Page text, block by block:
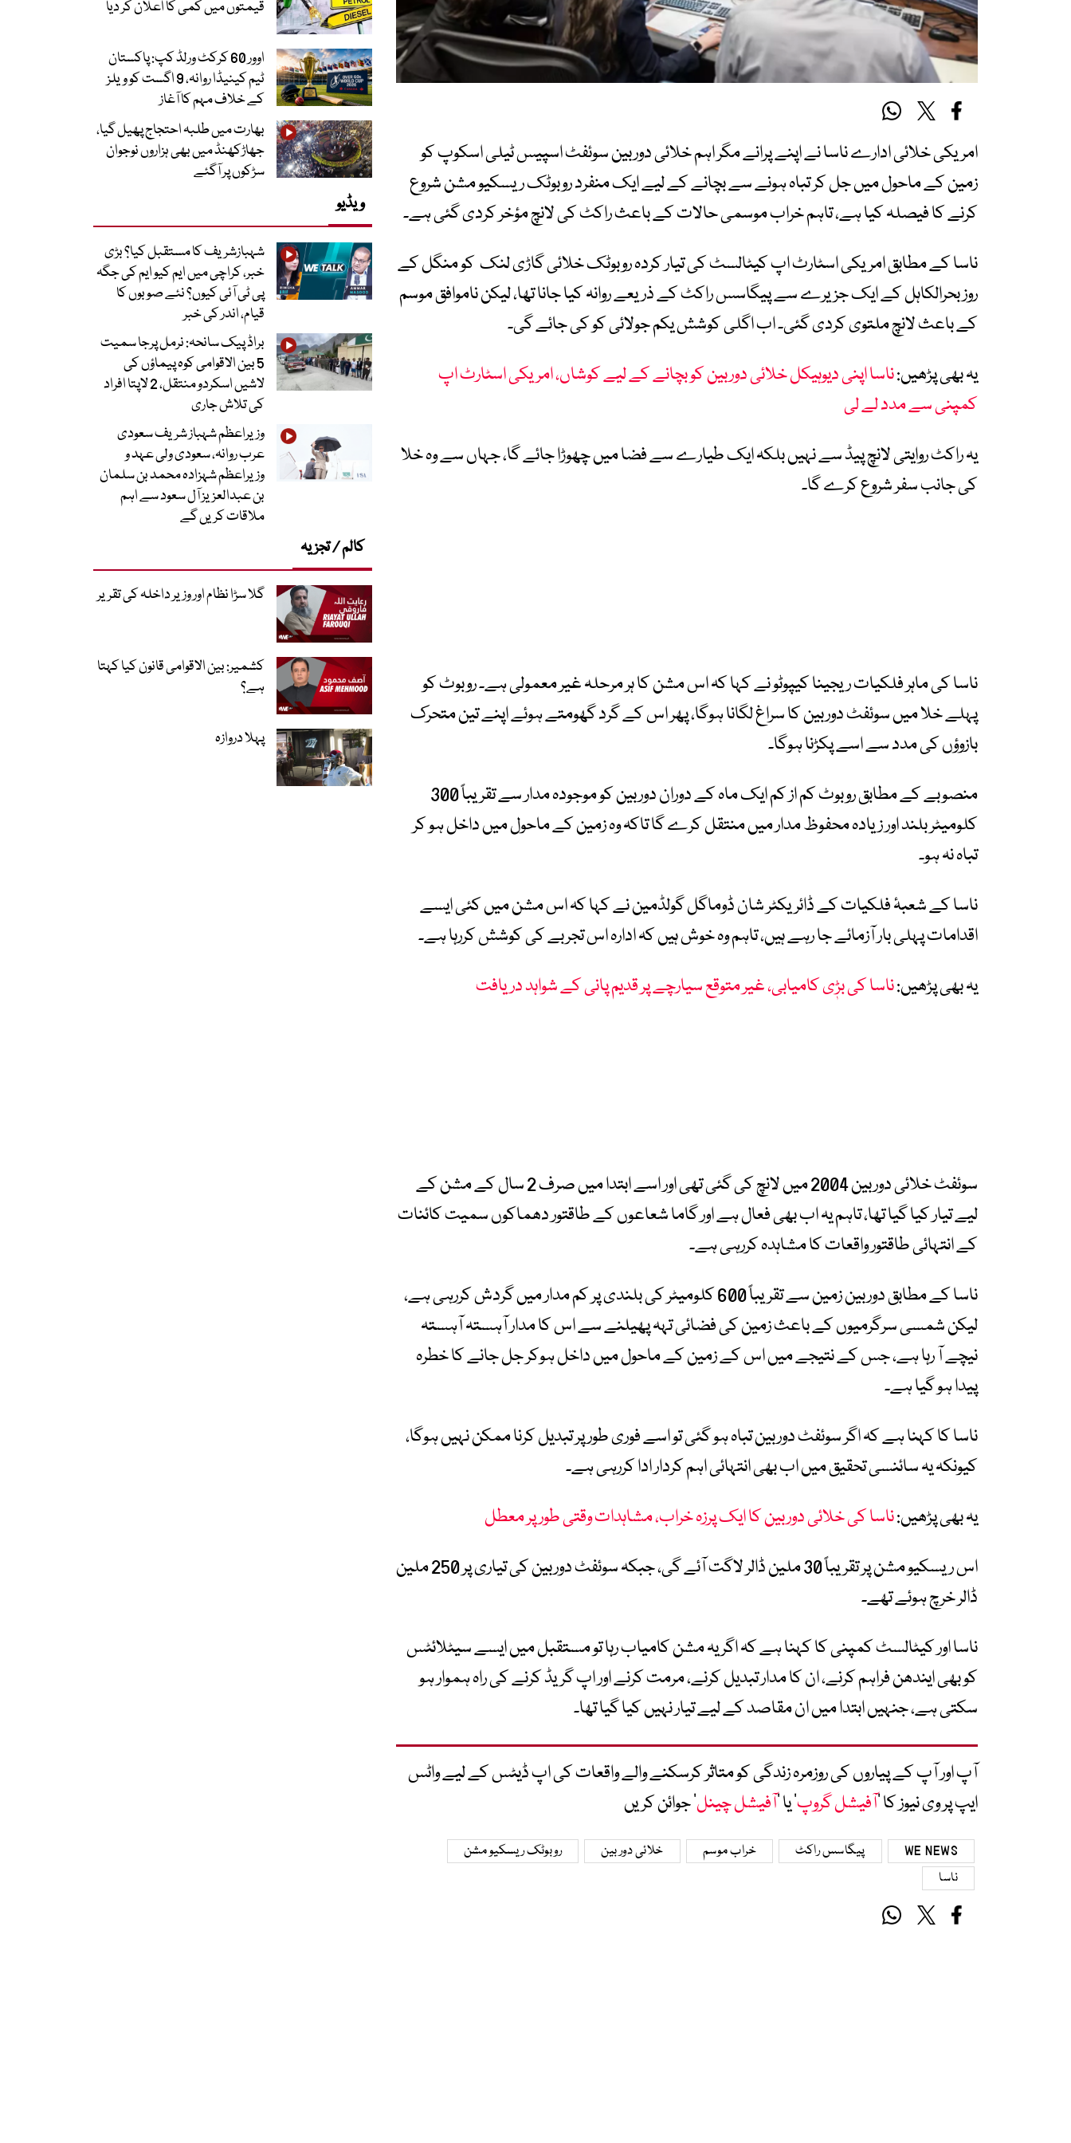
امریکی خلائی ادارے ناسا نے اپنے پرانے مگر اہم خلائی دوربین سوئفٹ اسپیس ٹیلی اسکوپ کو
زمین کے ماحول میں جل کر تباہ ہونے سے بچانے کے لیے ایک منفرد روبوٹک ریسکیو مشن شروع
کرنے کا فیصلہ کیا ہے، تاہم خراب موسمی حالات کے باعث راکٹ کی لانچ مؤخر کردی گئی ہے۔
ناسا کے مطابق امریکی اسٹارٹ اپ کیٹالسٹ کی تیار کردہ روبوٹک خلائی گاڑی لنک کو منگل کے
روز بحرالکاہل کے ایک جزیرے سے پیگاسس راکٹ کے ذریعے روانہ کیا جانا تھا، لیکن ناموافق موسم
کے باعث لانچ ملتوی کردی گئی۔ اب اگلی کوشش یکم جولائی کو کی جائے گی۔
یہ بھی پڑھیں:ناسا اپنی دیوہیکل خلائی دوربین کو بچانے کے لیے کوشاں، امریکی اسٹارٹ اپ
کمپنی سے مدد لے لی
یہ راکٹ روایتی لانچ پیڈ سے نہیں بلکہ ایک طیارے سے فضا میں چھوڑا جائے گا، جہاں سے وہ خلا
کی جانب سفر شروع کرے گا۔
ناسا کی ماہر فلکیات ریجینا کیپوٹو نے کہا کہ اس مشن کا ہر مرحلہ غیر معمولی ہے۔ روبوٹ کو
پہلے خلا میں سوئفٹ دوربین کا سراغ لگانا ہوگا، پھر اس کے گرد گھومتے ہوئے اپنے تین متحرک
بازوؤں کی مدد سے اسے پکڑنا ہوگا۔
منصوبے کے مطابق روبوٹ کم از کم ایک ماہ کے دوران دوربین کو موجودہ مدار سے تقریباً 300
کلومیٹر بلند اور زیادہ محفوظ مدار میں منتقل کرے گا تاکہ وہ زمین کے ماحول میں داخل ہو کر
تباہ نہ ہو۔
ناسا کے شعبۂ فلکیات کے ڈائریکٹر شان ڈوماگل گولڈمین نے کہا کہ اس مشن میں کئی ایسے
اقدامات پہلی بار آزمائے جا رہے ہیں، تاہم وہ خوش ہیں کہ ادارہ اس تجربے کی کوشش کررہا ہے۔
یہ بھی پڑھیں:ناسا کی بڑٖی کامیابی، غیر متوقع سیارچے پر قدیم پانی کے شواہد دریافت
سوئفٹ خلائی دوربین 2004 میں لانچ کی گئی تھی اور اسے ابتدا میں صرف 2 سال کے مشن کے
لیے تیار کیا گیا تھا، تاہم یہ اب بھی فعال ہے اور گاما شعاعوں کے طاقتور دھماکوں سمیت کائنات
کے انتہائی طاقتور واقعات کا مشاہدہ کررہی ہے۔
ناسا کے مطابق دوربین زمین سے تقریباً 600 کلومیٹر کی بلندی پر کم مدار میں گردش کررہی ہے،
لیکن شمسی سرگرمیوں کے باعث زمین کی فضائی تہہ پھیلنے سے اس کا مدار آہستہ آہستہ
نیچے آ رہا ہے، جس کے نتیجے میں اس کے زمین کے ماحول میں داخل ہوکر جل جانے کا خطرہ
پیدا ہو گیا ہے۔
ناسا کا کہنا ہے کہ اگر سوئفٹ دوربین تباہ ہو گئی تو اسے فوری طور پر تبدیل کرنا ممکن نہیں ہوگا،
کیونکہ یہ سائنسی تحقیق میں اب بھی انتہائی اہم کردار ادا کررہی ہے۔
یہ بھی پڑھیں:ناسا کی خلائی دوربین کا ایک پرزہ خراب، مشاہدات وقتی طور پر معطل
اس ریسکیو مشن پر تقریباً 30 ملین ڈالر لاگت آئے گی، جبکہ سوئفٹ دوربین کی تیاری پر 250 ملین
ڈالر خرچ ہوئے تھے۔
ناسا اور کیٹالسٹ کمپنی کا کہنا ہے کہ اگر یہ مشن کامیاب رہا تو مستقبل میں ایسے سیٹلائٹس
کو بھی ایندھن فراہم کرنے، ان کا مدار تبدیل کرنے، مرمت کرنے اور اپ گریڈ کرنے کی راہ ہموار ہو
سکتی ہے، جنہیں ابتدا میں ان مقاصد کے لیے تیار نہیں کیا گیا تھا۔
آپ اور آپ کے پیاروں کی روزمرہ زندگی کو متاثر کرسکنے والے واقعات کی اپ ڈیٹس کے لیے واٹس
ایپ پر وی نیوز کا ’آفیشل گروپ‘ یا ’آفیشل چینل‘ جوائن کریں
WE NEWS پیگاسس راکٹ خراب موسم خلائی دوربین
روبوٹک ریسکیو مشن
ناسا
قیمتوں میں کمی کا اعلان کر دیا
اوور 60 کرکٹ ورلڈ کپ: پاکستان
ٹیم کینیڈا روانہ، 9 اگست کو ویلز
کے خلاف مہم کا آغاز
بھارت میں طلبہ احتجاج پھیل گیا،
جھاڑکھنڈ میں بھی ہزاروں نوجوان
سڑکوں پر آگئے
ویڈیو
شہبازشریف کا مستقبل کیا؟ بڑی
خبر، کراچی میں ایم کیو ایم کی جگہ
پی ٹی آئی کیوں؟ نئے صوبوں کا
قیام، اندر کی خبر
براڈ پیک سانحہ: نرمل پرجا سمیت
5 بین الاقوامی کوہ پیماؤں کی
لاشیں اسکردو منتقل، 2 لاپتا افراد
کی تلاش جاری
وزیراعظم شہباز شریف سعودی
عرب روانہ، سعودی ولی عہد و
وزیراعظم شہزادہ محمد بن سلمان
بن عبدالعزیز آل سعود سے اہم
ملاقات کریں گے
کالم / تجزیہ
گلا سڑا نظام اور وزیر داخلہ کی تقریر
کشمیر: بین الاقوامی قانون کیا کہتا
ہے؟
پہلا دروازہ